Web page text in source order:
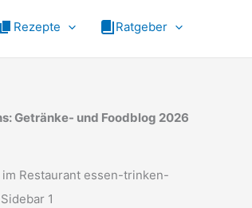
Rezepte Ratgeber
Getränke- und Foodblog 2026